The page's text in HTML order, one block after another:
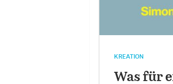
KREATION
Was für